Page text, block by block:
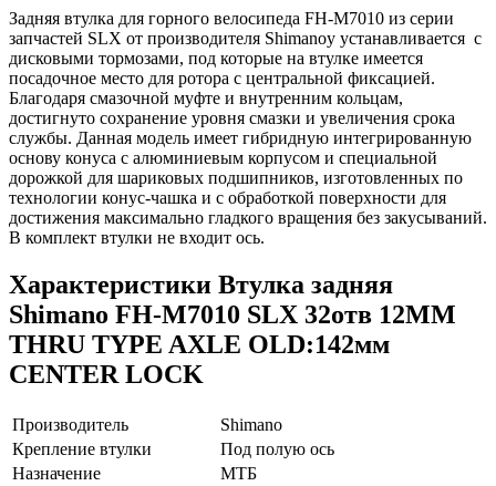
Задняя втулка для горного велосипеда FH-M7010 из серии
запчастей SLX от производителя Shimanoу устанавливается с
дисковыми тормозами, под которые на втулке имеется
посадочное место для ротора с центральной фиксацией.
Благодаря смазочной муфте и внутренним кольцам,
достигнуто сохранение уровня смазки и увеличения срока
службы. Данная модель имеет гибридную интегрированную
основу конуса с алюминиевым корпусом и специальной
дорожкой для шариковых подшипников, изготовленных по
технологии конус-чашка и с обработкой поверхности для
достижения максимально гладкого вращения без закусываний.
В комплект втулки не входит ось.
Характеристики Втулка задняя
Shimano FH-M7010 SLX 32отв 12MM
THRU TYPE AXLE OLD:142мм
CENTER LOCK
Производитель
Shimano
Крепление втулки
Под полую ось
Назначение
МТБ